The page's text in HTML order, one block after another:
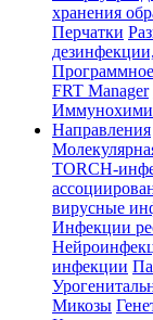
хранения
Перчатки
FRT Manager
Направления
TORCH-
вирусные
Инфекции
инфекции
Микозы